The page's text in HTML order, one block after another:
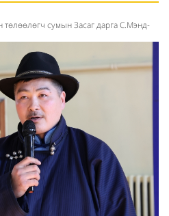
сумын Засаг дарга С.Мэнд-